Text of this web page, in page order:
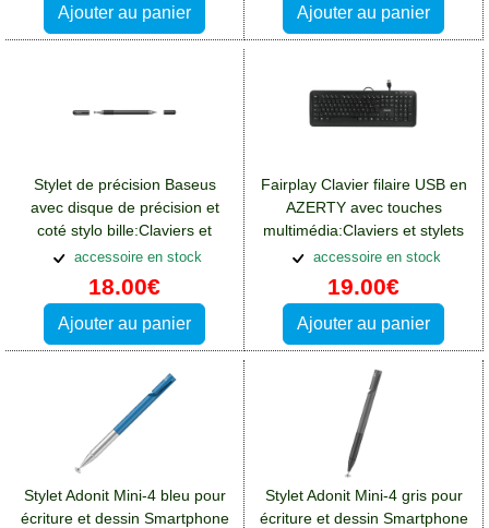
Ajouter au panier Ajouter au panier
Stylet de précision Baseus
avec disque de précision et
coté stylo bille:Claviers et
stylets Samsung Galaxy
A14(5G)
accessoire en stock
18.00€
Ajouter au panier
Fairplay Clavier filaire USB en
AZERTY avec touches
multimédia:Claviers et stylets
Samsung Galaxy A14(5G)
accessoire en stock
19.00€
Ajouter au panier
Stylet Adonit Mini-4 bleu pour
écriture et dessin Smartphone
Stylet Adonit Mini-4 gris pour
écriture et dessin Smartphone